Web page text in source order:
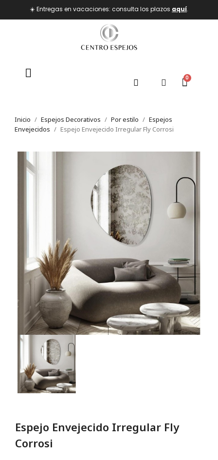
☀️ Entregas en vacaciones: consulta los plazos aquí.
Inicio Espejos Decorativos Por estilo
Espejos
Envejecidos
Espejo Envejecido Irregular Fly Corrosi
Espejo Envejecido Irregular Fly
Corrosi